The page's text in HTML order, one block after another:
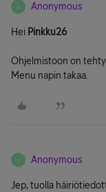
A Anonymous
Hei Pinkku26
Ohjelmistoon on
Menu napin takaa.
A Anonymous
Jep, tuolla